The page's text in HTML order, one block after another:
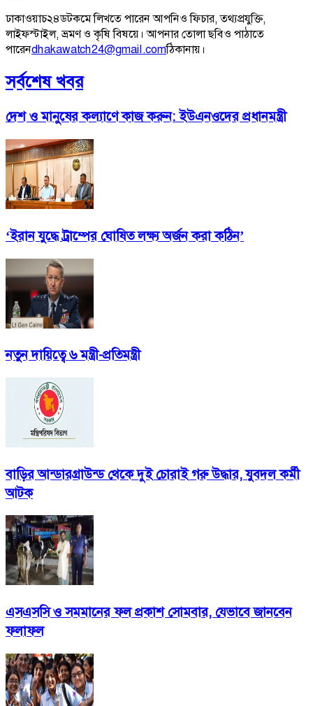
ঢাকাওয়াচ২৪ডটকমে লিখতে পারেন আপনিও ফিচার, তথ্যপ্রযুক্তি,
লাইফস্টাইল, ভ্রমণ ও কৃষি বিষয়ে। আপনার তোলা ছবিও পাঠাতে
পারেনdhakawatch24@gmail.comঠিকানায়।
সর্বশেষ খবর
দেশ ও মানুষের কল্যাণে কাজ করুন: ইউএনওদের প্রধানমন্ত্রী
‘ইরান যুদ্ধে ট্রাম্পের ঘোষিত লক্ষ্য অর্জন করা কঠিন’
নতুন দায়িত্বে ৬ মন্ত্রী-প্রতিমন্ত্রী
বাড়ির আন্ডারগ্রাউন্ড থেকে দুই চোরাই গরু উদ্ধার, যুবদল কর্মী
আটক
এসএসসি ও সমমানের ফল প্রকাশ সোমবার, যেভাবে জানবেন
ফলাফল